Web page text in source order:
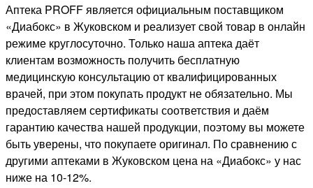
Аптека PROFF является официальным поставщиком
«Диабокс» в Жуковском и реализует свой товар в онлайн
режиме круглосуточно. Только наша аптека даёт
клиентам возможность получить бесплатную
медицинскую консультацию от квалифицированных
врачей, при этом покупать продукт не обязательно. Мы
предоставляем сертификаты соответствия и даём
гарантию качества нашей продукции, поэтому вы можете
быть уверены, что покупаете оригинал. По сравнению с
другими аптеками в Жуковском цена на «Диабокс» у нас
ниже на 10-12%.